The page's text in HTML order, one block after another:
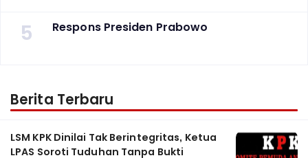
5 Respons Presiden Prabowo
Berita Terbaru
LSM KPK Dinilai Tak Berintegritas, Ketua
LPAS Soroti Tuduhan Tanpa Bukti